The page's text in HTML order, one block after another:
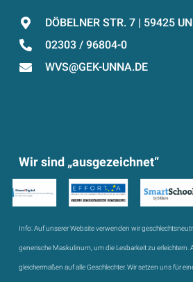
DÖBELNER STR. 7 | 59425
02303 / 96804-0
WVS@GEK-UNNA.DE
Wir sind „ausgezeichnet“
Info:Auf unserer Website verwenden wir
generische Maskulinum, um die Lesbarkeit zu erleichtern.
gleichermaßen auf alle Geschlechter. Wir setzen uns für